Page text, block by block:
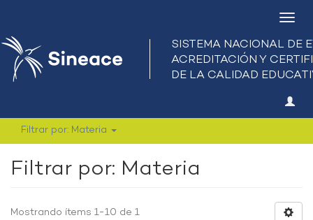
Filtrar por: Materia
Filtrar por: Materia
Mostrando ítems 1-10 de 1